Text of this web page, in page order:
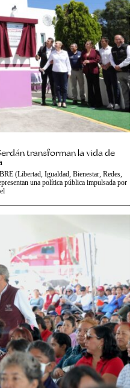
transforman la vida de
(Libertad, Igualdad, Bienestar, Redes,
una política pública impulsada por